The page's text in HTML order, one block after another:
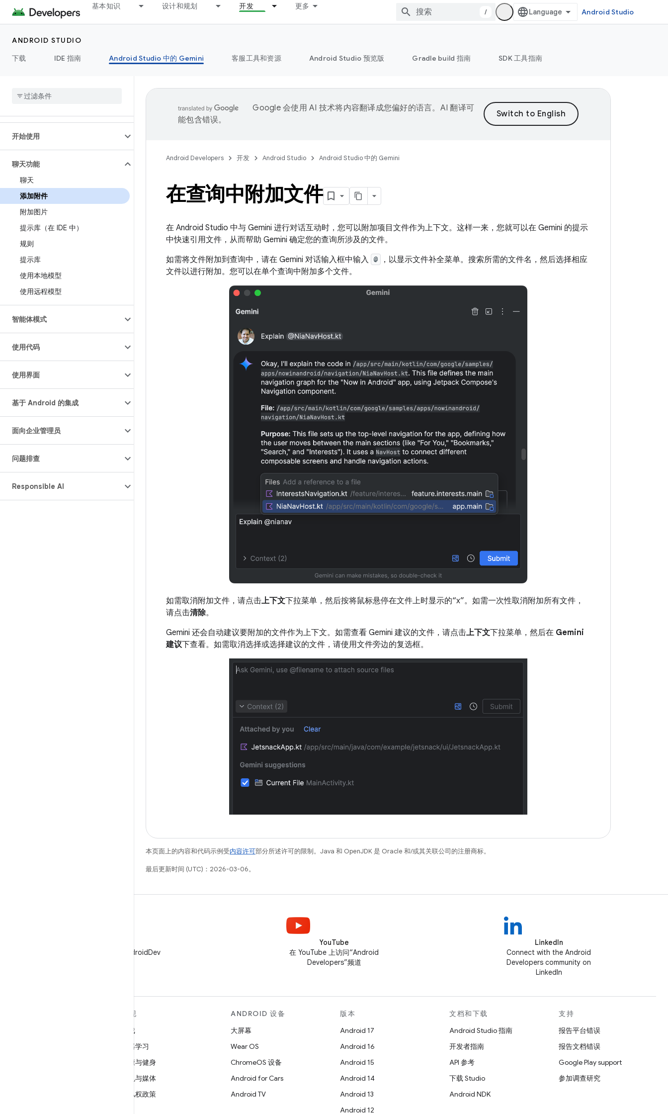
基本知识 设计和规划 开发 更多
/ Android Studio
ANDROID STUDIO
下载
IDE 指南 Android Studio 中的 Gemini 客服工具和资源 Android Studio 预览版 Gradle build 指南 SDK 工具指南
开始使用
聊天功能
聊天
添加附件
附加图片
提示库（在 IDE 中）
规则
提示库
使用本地模型
使用远程模型
智能体模式
使用代码
使用界面
基于 Android 的集成
面向企业管理员
问题排查
Responsible AI
Google 会使用 AI 技术将内容翻译成您偏好的语言。AI 翻译可
能包含错误。
Android Developers 开发 Android Studio Android Studio 中的 Gemini
在查询中附加文件
在 Android Studio 中与 Gemini 进行对话互动时，您可以附加项目文件作为上下文。这样一来，您就可以在 Gemini 的提示
中快速引用文件，从而帮助 Gemini 确定您的查询所涉及的文件。
如需将文件附加到查询中，请在 Gemini 对话输入框中输入 @
，以显示文件补全菜单。搜索所需的文件名，然后选择相应
文件以进行附加。您可以在单个查询中附加多个文件。
如需取消附加文件，请点击上下文下拉菜单，然后按将鼠标悬停在文件上时显示的“x”。如需一次性取消附加所有文件，
请点击清除。
Gemini 还会自动建议要附加的文件作为上下文。如需查看 Gemini 建议的文件，请点击上下文下拉菜单，然后在 Gemini
建议下查看。如需取消选择或选择建议的文件，请使用文件旁边的复选框。
本页面上的内容和代码示例受内容许可部分所述许可的限制。Java 和 OpenJDK 是 Oracle 和/或其关联公司的注册商标。
最后更新时间 (UTC)：2026-03-06。
在 X 上关注 @AndroidDev
YouTube
在 YouTube 上访问“Android
Developers”频道
LinkedIn
Connect with the Android
Developers community on
LinkedIn
发现
游戏
机器学习
健康与健身
相机与媒体
隐私权政策
ANDROID 设备
大屏幕
Wear OS
ChromeOS 设备
Android for Cars
Android TV
版本
Android 17
Android 16
Android 15
Android 14
Android 13
Android 12
文档和下载
Android Studio 指南
开发者指南
API 参考
下载 Studio
Android NDK
支持
报告平台错误
报告文档错误
Google Play support
参加调查研究